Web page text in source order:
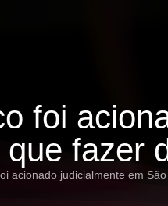
foi
que fazer
acionado judicialmente em